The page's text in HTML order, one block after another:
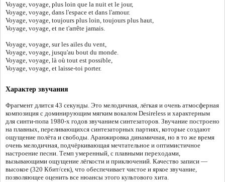
Voyage, voyage, plus loin que la nuit et le jour,
Voyage, voyage, dans l'espace et dans l'amour.
Voyage, voyage, toujours plus loin, toujours plus haut,
Voyage, voyage, et ne t'arrête jamais.
Voyage, voyage, sur les ailes du vent,
Voyage, voyage, jusqu'au bout du monde.
Voyage, voyage, là où tout est possible,
Voyage, voyage, et laisse-toi porter.
Характер звучания
Фрагмент длится 43 секунды. Это мелодичная, лёгкая и очень атмосферная
композиция с доминирующим мягким вокалом Desireless и характерным
для синти-попа 1980-х годов звучанием синтезаторов. Звучание построено
на плавных, переливающихся синтезаторных партиях, которые создают
ощущение полёта и свободы. Аранжировка динамичная, но в то же время
очень мелодичная, подчёркивающая мечтательное и оптимистичное
настроение песни. Темп умеренный, с плавными переходами,
вызывающими ощущение лёгкости и приключений. Качество записи —
высокое (320 Кбит/сек), что обеспечивает чистое и яркое звучание,
позволяющее оценить все нюансы этого культового хита.